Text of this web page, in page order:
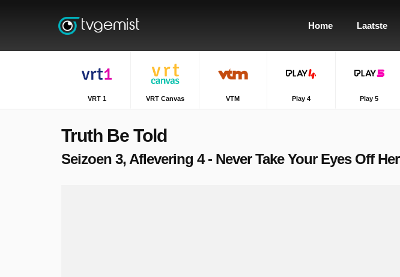
Home Laatste
VRT 1 VRT Canvas VTM Play 4 Play 5
Truth Be Told
Seizoen 3, Aflevering 4 - Never Take Your Eyes Off Her